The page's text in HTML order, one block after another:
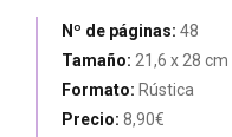
Nº de páginas: 48
Tamaño: 21,6 x 28 cm
Formato: Rústica
Precio: 8,90€